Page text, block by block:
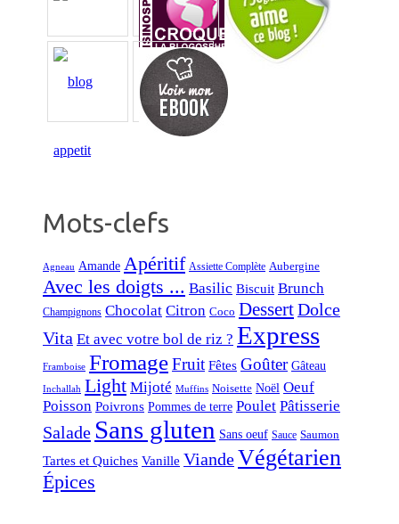
Mots-clefs
Agneau Amande Apéritif Assiette Complète Aubergine
Avec les doigts ... Basilic Biscuit Brunch
Champignons Chocolat Citron Coco DessertDolce
Vita Et avec votre bol de riz ? Express
Framboise FromageFruit Fêtes Goûter Gâteau
Inchallah Light Mijoté Muffins Noisette Noël Oeuf
Poisson Poivrons Pommes de terre Poulet Pâtisserie
Salade Sans gluten Sans oeuf Sauce Saumon
Tartes et Quiches Vanille ViandeVégétarien
Épices